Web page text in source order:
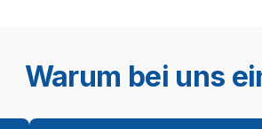
Warum bei uns